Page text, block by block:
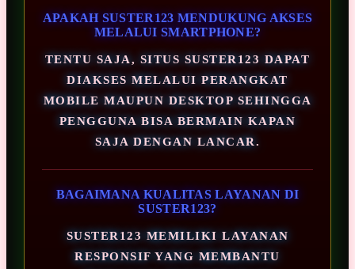
APAKAH SUSTER123 MENDUKUNG AKSES
MELALUI SMARTPHONE?
TENTU SAJA, SITUS SUSTER123 DAPAT
DIAKSES MELALUI PERANGKAT
MOBILE MAUPUN DESKTOP SEHINGGA
PENGGUNA BISA BERMAIN KAPAN
SAJA DENGAN LANCAR.
BAGAIMANA KUALITAS LAYANAN DI
SUSTER123?
SUSTER123 MEMILIKI LAYANAN
RESPONSIF YANG MEMBANTU